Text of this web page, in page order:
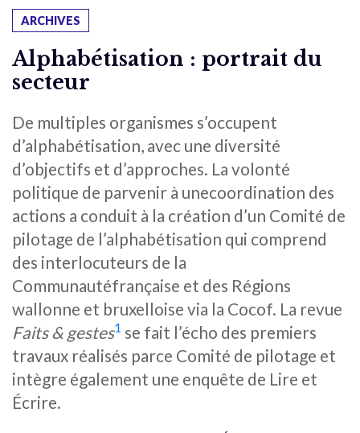
ARCHIVES
Alphabétisation : portrait du
secteur
De multiples organismes s’occupent
d’alphabétisation, avec une diversité
d’objectifs et d’approches. La volonté
politique de parvenir à unecoordination des
actions a conduit à la création d’un Comité de
pilotage de l’alphabétisation qui comprend
des interlocuteurs de la
Communautéfrançaise et des Régions
wallonne et bruxelloise via la Cocof. La revue
Faits & gestes1 se fait l’écho des premiers
travaux réalisés parce Comité de pilotage et
intègre également une enquête de Lire et
Écrire.